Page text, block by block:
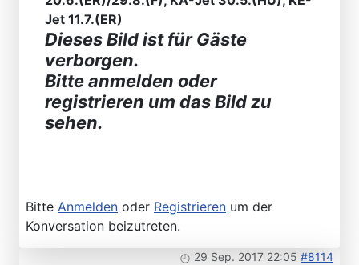
Jet 11.7.(ER)
Dieses Bild ist für Gäste
verborgen.
Bitte anmelden oder
registrieren um das Bild zu
sehen.
Bitte Anmelden oder Registrieren um der
Konversation beizutreten.
29 Sep. 2017 22:05 #8114